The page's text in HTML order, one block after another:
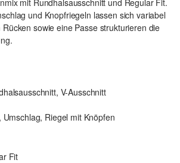
und Knopfriegeln lassen sich variabel
sowie eine Passe strukturieren die
V-Ausschnitt
Umschlag, Riegel mit Knöpfen
Fit